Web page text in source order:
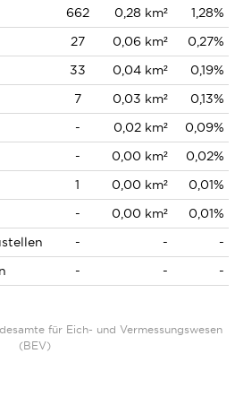
662 0,28 km²
1,28%
27 0,06 km²
0,27%
33 0,04 km²
0,19%
7 0,03 km²
0,13%
- 0,02 km²
0,09%
- 0,00 km²
0,02%
1 0,00 km²
0,01%
- 0,00 km²
0,01%
- -
-
- - -
für Eich- und Vermessungswesen
(BEV)